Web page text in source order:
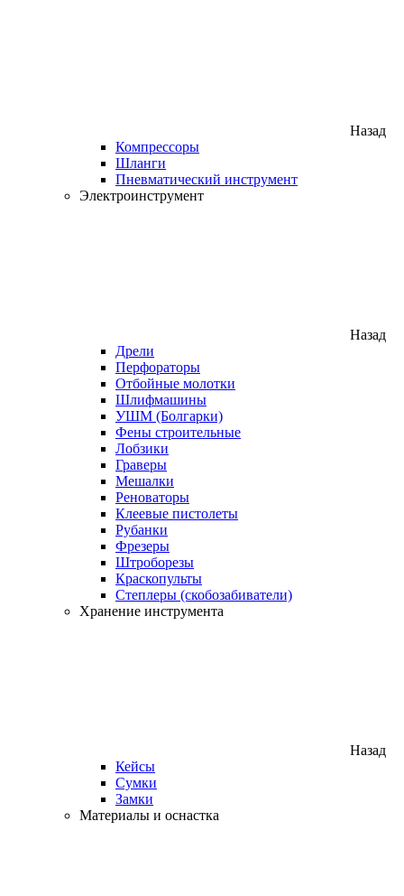
Назад
Компрессоры
Шланги
Пневматический инструмент
Электроинструмент
Назад
Дрели
Перфораторы
Отбойные молотки
Шлифмашины
УШМ (Болгарки)
Фены строительные
Лобзики
Граверы
Мешалки
Реноваторы
Клеевые пистолеты
Рубанки
Фрезеры
Штроборезы
Краскопульты
Степлеры (скобозабиватели)
Хранение инструмента
Назад
Кейсы
Сумки
Замки
Материалы и оснастка